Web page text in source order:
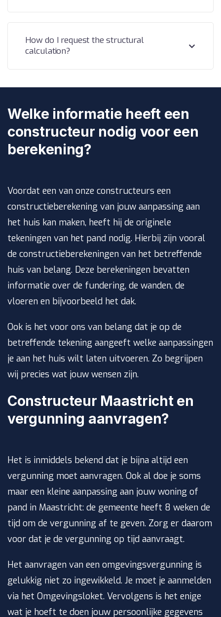
How do I request the structural
calculation?
Welke informatie heeft een
constructeur nodig voor een
berekening?
Voordat een van onze constructeurs een
constructieberekening van jouw aanpassing aan
het huis kan maken, heeft hij de originele
tekeningen van het pand nodig. Hierbij zijn vooral
de constructieberekeningen van het betreffende
huis van belang. Deze berekeningen bevatten
informatie over de fundering, de wanden, de
vloeren en bijvoorbeeld het dak.
Ook is het voor ons van belang dat je op de
betreffende tekening aangeeft welke aanpassingen
je aan het huis wilt laten uitvoeren. Zo begrijpen
wij precies wat jouw wensen zijn.
Constructeur Maastricht en
vergunning aanvragen?
Het is inmiddels bekend dat je bijna altijd een
vergunning moet aanvragen. Ook al doe je soms
maar een kleine aanpassing aan jouw woning of
pand in Maastricht: de gemeente heeft 8 weken de
tijd om de vergunning af te geven. Zorg er daarom
voor dat je de vergunning op tijd aanvraagt.
Het aanvragen van een omgevingsvergunning is
gelukkig niet zo ingewikkeld. Je moet je aanmelden
via het Omgevingsloket. Vervolgens is het enige
wat je hoeft te doen jouw persoonlijke gegevens